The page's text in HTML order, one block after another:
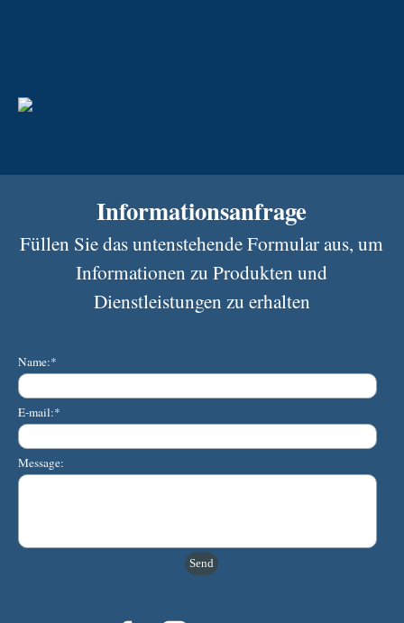
Informationsanfrage
Füllen Sie das untenstehende Formular aus, um
Informationen zu Produkten und
Dienstleistungen zu erhalten
Name:*
E-mail:*
Message: